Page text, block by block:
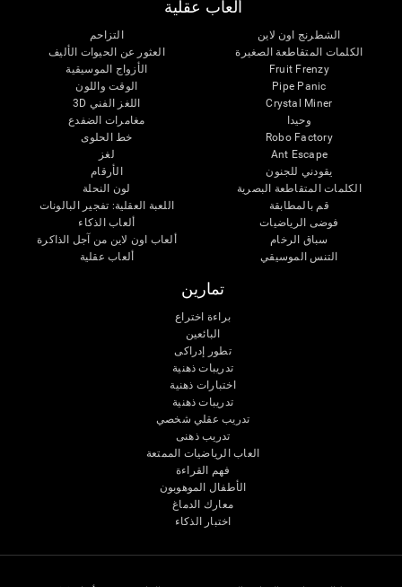
ألعاب عقلية
الشطرنج اون لاين
الكلمات المتقاطعة الصغيرة
Fruit Frenzy
Pipe Panic
Crystal Miner
وحيدا
Robo Factory
Ant Escape
يقودني للجنون
الكلمات المتقاطعة البصرية
قم بالمطابقة
فوضى الرياضيات
سباق الرخام
التنس الموسيقي
التزاحم
العثور عن الحيوات الأليف
الأزواج الموسيقية
الوقت واللون
اللغز الفني 3D
مغامرات الضفدع
خط الحلوى
لغز
الأرقام
لون النحلة
اللعبة العقلية: تفجير البالونات
ألعاب الذكاء
ألعاب اون لاين من آجل الذاكرة
ألعاب عقلية
تمارين
براءة اختراع
البائعين
تطور إدراكى
تدريبات ذهنية
اختبارات ذهنية
تدريبات ذهنية
تدريب عقلي شخصي
تدريب ذهنى
العاب الرياضيات الممتعة
فهم القراءة
الأطفال الموهوبون
معارك الدماغ
اختبار الذكاء